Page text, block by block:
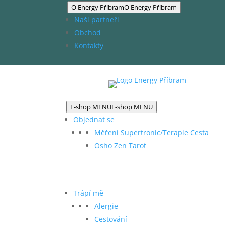
O Energy PříbramO Energy Příbram
Naši partneři
Obchod
Kontakty
E-shop MENUE-shop MENU
Objednat se
Měření Supertronic/Terapie Cesta
Osho Zen Tarot
Trápí mě
Alergie
Cestování